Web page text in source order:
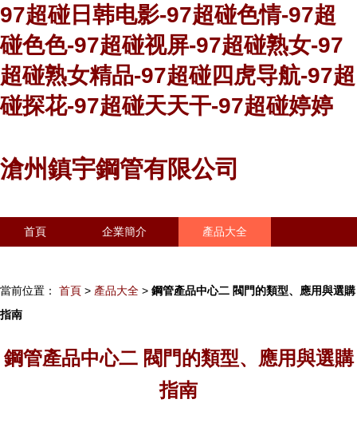
97超碰日韩电影-97超碰色情-97超
碰色色-97超碰视屏-97超碰熟女-97
超碰熟女精品-97超碰四虎导航-97超
碰探花-97超碰天天干-97超碰婷婷
滄州鎮宇鋼管有限公司
首頁 企業簡介 產品大全
當前位置： 首頁 > 產品大全 > 鋼管產品中心二 閥門的類型、應用與選購
指南
鋼管產品中心二 閥門的類型、應用與選購
指南